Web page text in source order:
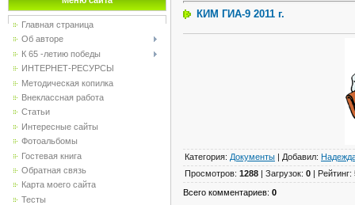
Главная страница
Об авторе
К 65 -летию победы
ИНТЕРНЕТ-РЕСУРСЫ
Методическая копилка
Внеклассная работа
Статьи
Интересные сайты
Фотоальбомы
Гостевая книга
Обратная связь
Карта моего сайта
Тесты
КИМ ГИА-9 2011 г.
Категория: Документы | Добавил:
Просмотров: 1288 | Загрузок: 0 | Рейтинг:
Всего комментариев: 0